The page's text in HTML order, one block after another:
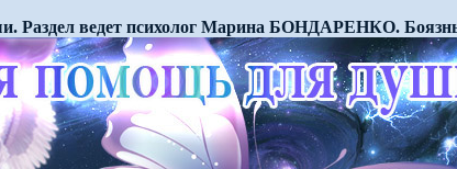
Раздел ведет психолог Марина БОНДАРЕНКО. Боязнь